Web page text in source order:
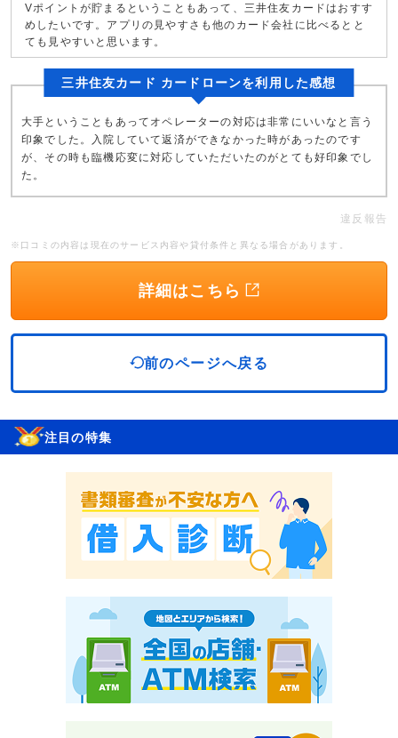
Vポイントが貯まるということもあって、三井住友カードはおすす
めしたいです。アプリの見やすさも他のカード会社に比べるとと
ても見やすいと思います。
三井住友カード カードローンを利用した感想
大手ということもあってオペレーターの対応は非常にいいなと言う
印象でした。入院していて返済ができなかった時があったのです
が、その時も臨機応変に対応していただいたのがとても好印象でし
た。
違反報告
※口コミの内容は現在のサービス内容や貸付条件と異なる場合があります。
詳細はこちら
前のページへ戻る
注目の特集